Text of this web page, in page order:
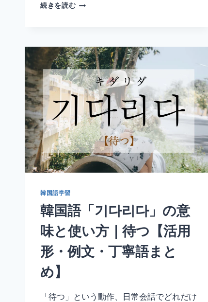
続きを読む韓
の
意
味
と
使
い
方
｜
負
け
る・
沈
形・
例
文・
丁
寧
語
韓国語学習
韓国語「기다리다」の意
味と使い方｜待つ【活用
形・例文・丁寧語まと
め】
「待つ」という動作、日常会話でどれだけ